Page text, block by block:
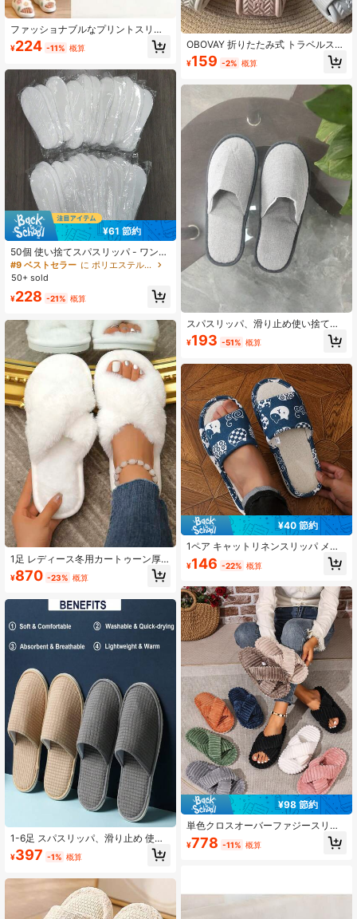
ファッショナブルなプリントスリッ
パ、軽量で通気性があり、オールシ
ーズン対応、自宅でのリラックス、
の着用に最適、また完璧なホリデー
ギフト
¥224 -11% 概算
¥61 節約
50個 使い捨てスパスリッパ - ワンサ
イズ フィット 滑り止め、ホテル、旅
行、家庭用 - 衛生的な使い捨てフッ
ジム、病院に適しています - バルク
ルデザイン、ソフトな素材、多用途
の靴、医療スタッフ用断熱、ガレン
タイン、子犬、カーニバル、靴、春
夏ピック
#9 ベストセラー
に ポリエステル ホームスリッパ
50+ sold
¥228 -21% 概算
1足 レディース冬用カートゥーン厚
底スリッパ、暖かいフリース防滑室
内シューズ、ファッショナブルで快
パ
¥870 -23% 概算
1-6足 スパスリッパ、滑り止め 使い
捨て スリッパ、洗濯可能 再利用可
能、ユニセックス、自宅、室内、バ
ル、学校に最適
¥397 -1% 概算
OBOVAY 折りたたみ式 トラベルスリ
ッパ メンズ&レディース、軽量 室内
バスルーム ホームシューズ、ポータ
ル、折りたたみ式 マッサージスライ
ドスリッパ トラベル用、快適 オープ
ントゥ 耐摩耗 ソフト滑り止めソー
ル、ホーム、ドーム、ジム、プー
ル、スパ、キャンプ、ビーチ、ホテ
ルシャワー、母の日ギフト、ガーデ
ン、夏、ビーチ、スクイージー、卒
業、シューズラック、収納、卒業
式、おめでとう卒業、卒業パーティ
ーに適しています
¥159 -2% 概算
スパスリッパ、滑り止め使い捨てス
リッパ、洗濯可能な再利用可能、女
性、男性、家庭、室内、バスルー
春夏、花嫁介添人ギフト、部屋、寝
室の装飾、ビーチ、旅行、男性用、
女性用、バケーション用
¥193 -51% 概算
¥40 節約
1ペア キャットリネンスリッパ メン
ズ 四季用 室内 春秋 滑り止め 汗取り
ホームエンターテイメント用 布製ス
ディース柄入り スリッパ、ホームラ
イフ、ホームスリッパ、家庭日用品
スリッパ、バスルームスリッパ、ホ
ームレジャー、アウトドアファッシ
ョンドレスに適しています
¥146 -22% 概算
¥98 節約
単色クロスオーバーファジースリッ
パ、軽量&ソフトなファッションホー
ムスリッパ、滑り止めEVAアウトソ
日の贈り物、母への手作りカード、5
0ドル以下の最高の母の日ギフト、シ
¥778 -11% 概算